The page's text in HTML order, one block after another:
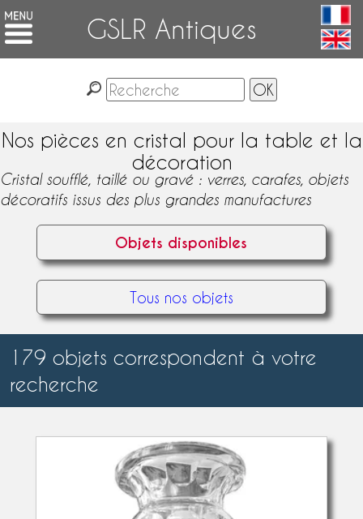
GSLR Antiques
Nos pièces en cristal pour la table et la
décoration
Cristal soufflé, taillé ou gravé : verres, carafes, objets
décoratifs issus des plus grandes manufactures
Objets disponibles
Tous nos objets
179 objets correspondent à votre
recherche